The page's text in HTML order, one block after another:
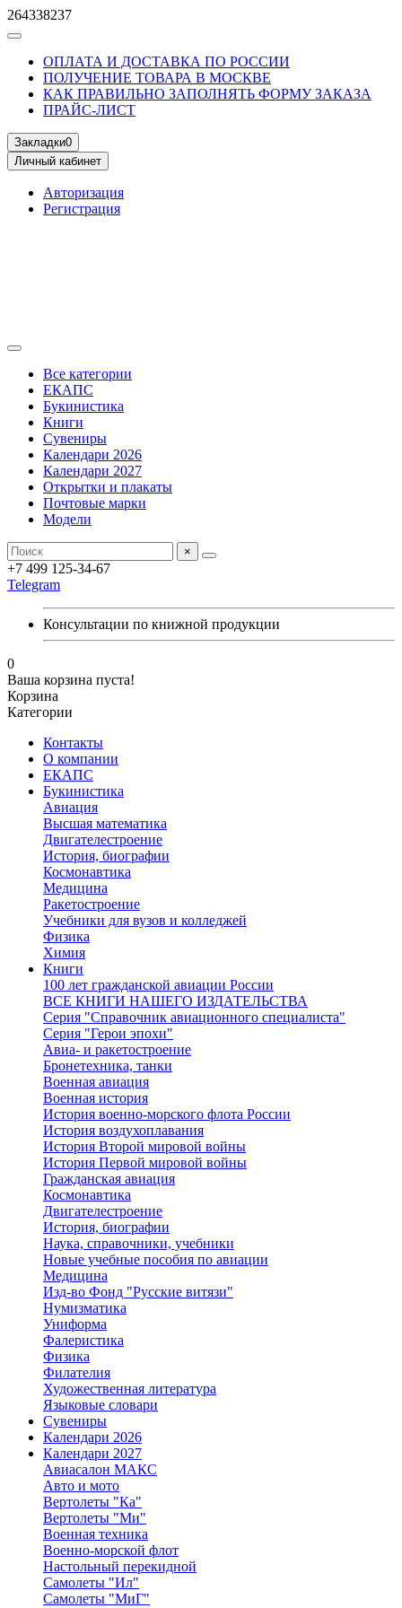
264338237
ОПЛАТА И ДОСТАВКА ПО РОССИИ
ПОЛУЧЕНИЕ ТОВАРА В МОСКВЕ
КАК ПРАВИЛЬНО ЗАПОЛНЯТЬ ФОРМУ ЗАКАЗА
ПРАЙС-ЛИСТ
Закладки0
Личный кабинет
Авторизация
Регистрация
Все категории
ЕКАПС
Букинистика
Книги
Сувениры
Календари 2026
Календари 2027
Открытки и плакаты
Почтовые марки
Модели
×
+7 499 125-34-67
Telegram
Консультации по книжной продукции
0
Ваша корзина пуста!
Корзина
Категории
Контакты
О компании
ЕКАПС
Букинистика
Авиация
Высшая математика
Двигателестроение
История, биографии
Космонавтика
Медицина
Ракетостроение
Учебники для вузов и колледжей
Физика
Химия
Книги
100 лет гражданской авиации России
ВСЕ КНИГИ НАШЕГО ИЗДАТЕЛЬСТВА
Серия "Справочник авиационного специалиста"
Серия "Герои эпохи"
Авиа- и ракетостроение
Бронетехника, танки
Военная авиация
Военная история
История военно-морского флота России
История воздухоплавания
История Второй мировой войны
История Первой мировой войны
Гражданская авиация
Космонавтика
Двигателестроение
История, биографии
Наука, справочники, учебники
Новые учебные пособия по авиации
Медицина
Изд-во Фонд "Русские витязи"
Нумизматика
Униформа
Фалеристика
Физика
Филателия
Художественная литература
Языковые словари
Сувениры
Календари 2026
Календари 2027
Авиасалон МАКС
Авто и мото
Вертолеты "Ка"
Вертолеты "Ми"
Военная техника
Военно-морской флот
Настольный перекидной
Самолеты "Ил"
Самолеты "МиГ"